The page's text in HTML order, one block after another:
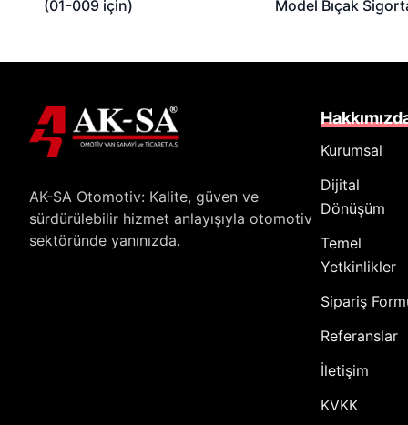
(01-009 için)
Model Bıçak
AK-SA Otomotiv: Kalite, güven ve
sürdürülebilir hizmet anlayışıyla otomotiv
sektöründe yanınızda.
Kurumsal
Dijital
Dönüşüm
Temel
Yetkinlikler
Sipariş
Referanslar
İletişim
KVKK